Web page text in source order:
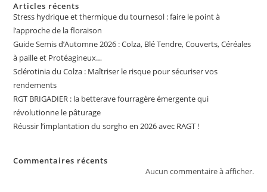
Articles récents
Stress hydrique et thermique du tournesol : faire le point à
l’approche de la floraison
Guide Semis d’Automne 2026 : Colza, Blé Tendre, Couverts, Céréales
à paille et Protéagineux…
Sclérotinia du Colza : Maîtriser le risque pour sécuriser vos
rendements
RGT BRIGADIER : la betterave fourragère émergente qui
révolutionne le pâturage
Réussir l’implantation du sorgho en 2026 avec RAGT !
Commentaires récents
Aucun commentaire à afficher.